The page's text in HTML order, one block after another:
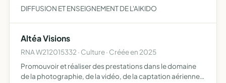
DIFFUSION ET ENSEIGNEMENT DE L'AIKIDO
Altéa Visions
RNA W212015332 · Culture · Créée en 2025
Promouvoir et réaliser des prestations dans le domaine
de la photographie, de la vidéo, de la captation aérienne